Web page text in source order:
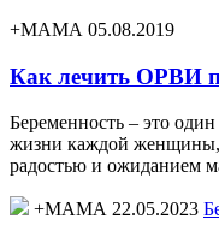
+МАМА 05.08.2019
Как лечить ОРВИ
Беременность – это
жизни каждой женщины,
радостью и ожиданием
+МАМА 22.05.2023